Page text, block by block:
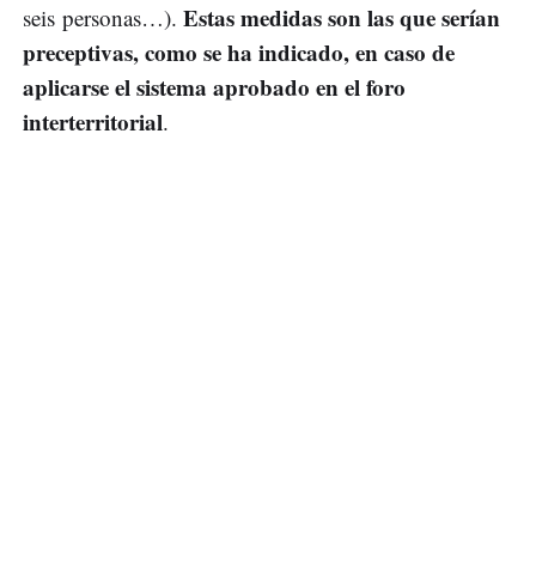
seis personas…). Estas medidas son las que serían
preceptivas, como se ha indicado, en caso de
aplicarse el sistema aprobado en el foro
interterritorial.